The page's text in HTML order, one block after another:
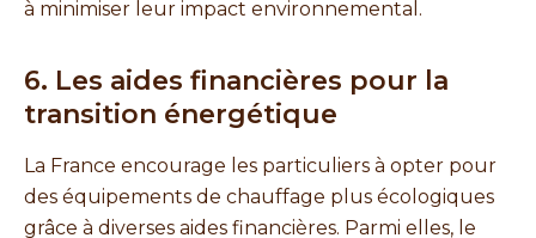
à minimiser leur impact environnemental.
6. Les aides financières pour la
transition énergétique
La France encourage les particuliers à opter pour
des équipements de chauffage plus écologiques
grâce à diverses aides financières. Parmi elles, le